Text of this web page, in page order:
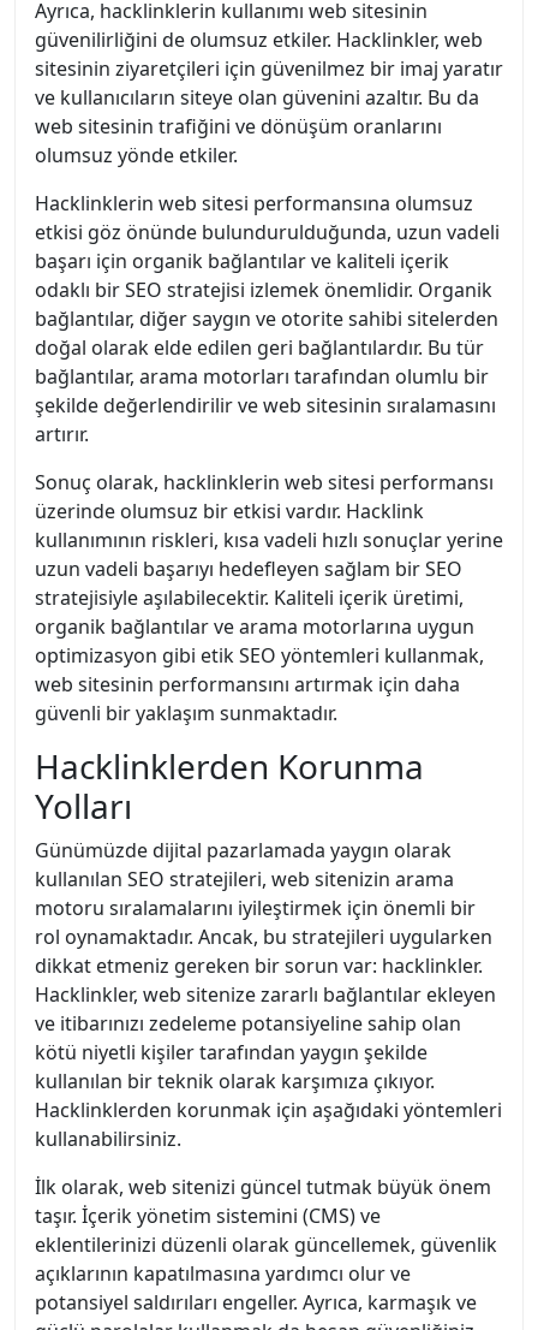
Ayrıca, hacklinklerin kullanımı web sitesinin
güvenilirliğini de olumsuz etkiler. Hacklinkler, web
sitesinin ziyaretçileri için güvenilmez bir imaj yaratır
ve kullanıcıların siteye olan güvenini azaltır. Bu da
web sitesinin trafiğini ve dönüşüm oranlarını
olumsuz yönde etkiler.
Hacklinklerin web sitesi performansına olumsuz
etkisi göz önünde bulundurulduğunda, uzun vadeli
başarı için organik bağlantılar ve kaliteli içerik
odaklı bir SEO stratejisi izlemek önemlidir. Organik
bağlantılar, diğer saygın ve otorite sahibi sitelerden
doğal olarak elde edilen geri bağlantılardır. Bu tür
bağlantılar, arama motorları tarafından olumlu bir
şekilde değerlendirilir ve web sitesinin sıralamasını
artırır.
Sonuç olarak, hacklinklerin web sitesi performansı
üzerinde olumsuz bir etkisi vardır. Hacklink
kullanımının riskleri, kısa vadeli hızlı sonuçlar yerine
uzun vadeli başarıyı hedefleyen sağlam bir SEO
stratejisiyle aşılabilecektir. Kaliteli içerik üretimi,
organik bağlantılar ve arama motorlarına uygun
optimizasyon gibi etik SEO yöntemleri kullanmak,
web sitesinin performansını artırmak için daha
güvenli bir yaklaşım sunmaktadır.
Hacklinklerden Korunma
Yolları
Günümüzde dijital pazarlamada yaygın olarak
kullanılan SEO stratejileri, web sitenizin arama
motoru sıralamalarını iyileştirmek için önemli bir
rol oynamaktadır. Ancak, bu stratejileri uygularken
dikkat etmeniz gereken bir sorun var: hacklinkler.
Hacklinkler, web sitenize zararlı bağlantılar ekleyen
ve itibarınızı zedeleme potansiyeline sahip olan
kötü niyetli kişiler tarafından yaygın şekilde
kullanılan bir teknik olarak karşımıza çıkıyor.
Hacklinklerden korunmak için aşağıdaki yöntemleri
kullanabilirsiniz.
İlk olarak, web sitenizi güncel tutmak büyük önem
taşır. İçerik yönetim sistemini (CMS) ve
eklentilerinizi düzenli olarak güncellemek, güvenlik
açıklarının kapatılmasına yardımcı olur ve
potansiyel saldırıları engeller. Ayrıca, karmaşık ve